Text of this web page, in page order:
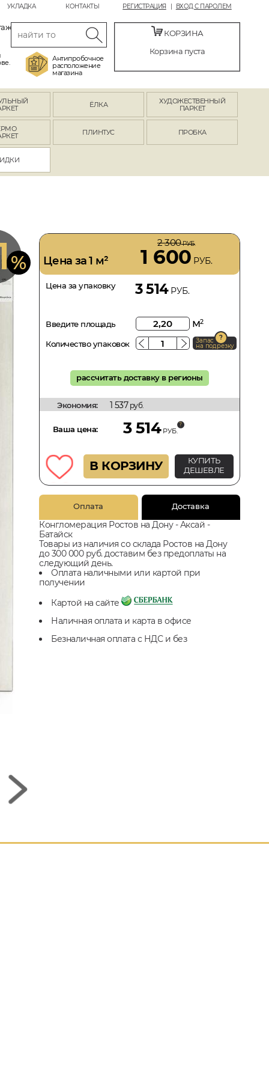
РЕГИСТРАЦИЯ ВХОД С ПАРОЛЕМ
УКЛАДКА КОНТАКТЫ
Антипробочное
расположение
магазина
КОРЗИНА
Корзина пуста
ЁЛКА
ХУДОЖЕСТВЕННЫЙ
ПАРКЕТ
ПЛИНТУС ПРОБКА
% Цена за 1 м²
2 300РУБ.
1 600 РУБ.
Цена за упаковку 3 514РУБ.
Введите площадь м2
Количество упаковок Запас
на подрезку
рассчитать доставку в регионы
Экономия: 1 537руб.
Ваша цена: 3 514 РУБ.
В КОРЗИНУ
КУПИТЬ
ДЕШЕВЛЕ
Оплата Доставка
Конгломерация Ростов на Дону - Аксай -
Батайск
Товары из наличия со склада Ростов на Дону
до 300 000 руб. доставим без предоплаты на
следующий день.
Оплата наличными или картой при
получении
Картой на сайте
Наличная оплата и карта в офисе
Безналичная оплата с НДС и без